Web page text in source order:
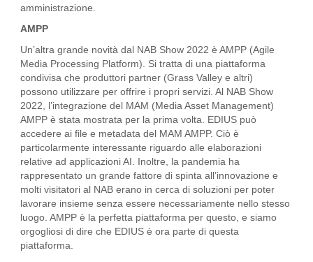
amministrazione.
AMPP
Un’altra grande novità dal NAB Show 2022 è AMPP (Agile
Media Processing Platform). Si tratta di una piattaforma
condivisa che produttori partner (Grass Valley e altri)
possono utilizzare per offrire i propri servizi. Al NAB Show
2022, l’integrazione del MAM (Media Asset Management)
AMPP è stata mostrata per la prima volta. EDIUS può
accedere ai file e metadata del MAM AMPP. Ciò è
particolarmente interessante riguardo alle elaborazioni
relative ad applicazioni AI. Inoltre, la pandemia ha
rappresentato un grande fattore di spinta all’innovazione e
molti visitatori al NAB erano in cerca di soluzioni per poter
lavorare insieme senza essere necessariamente nello stesso
luogo. AMPP è la perfetta piattaforma per questo, e siamo
orgogliosi di dire che EDIUS è ora parte di questa
piattaforma.